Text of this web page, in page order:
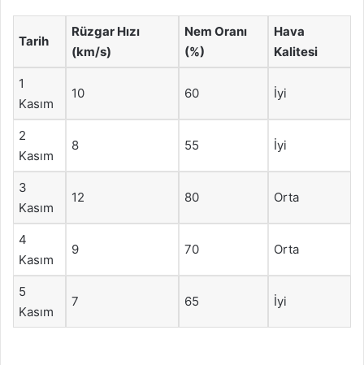
Tarih
Rüzgar Hızı
(km/s)
Nem Oranı
(%)
Hava
Kalitesi
1
Kasım
10 60 İyi
2
Kasım
8 55 İyi
3
Kasım
12 80 Orta
4
Kasım
9 70 Orta
5
Kasım
7 65 İyi